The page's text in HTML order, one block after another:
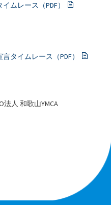
ムレース（PDF）
タイムレース（PDF）
法人 和歌山YMCA